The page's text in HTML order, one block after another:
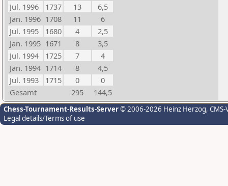
Jul. 1996
1737 13
6,5
Jan. 1996 1708 11
6
Jul. 1995
1680 4
2,5
Jan. 1995 1671 8
3,5
Jul. 1994
1725 7
4
Jan. 1994 1714 8
4,5
Jul. 1993
1715 0
0
Gesamt
295 144,5
Chess-Tournament-Results-Server© 2006-2026 Heinz Herzog,
Legal details/Terms of use